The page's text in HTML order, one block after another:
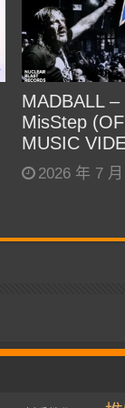
MADBALL –
MisStep
MUSIC
2026 年 7 月